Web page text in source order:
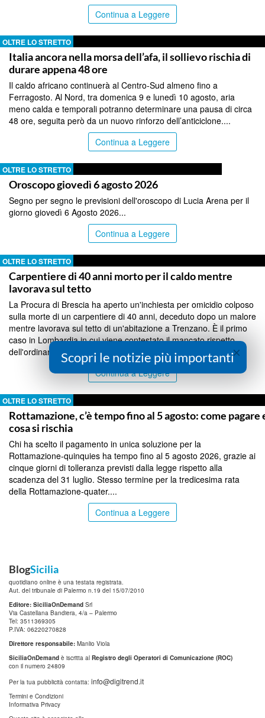
Continua a Leggere
OLTRE LO STRETTO
Italia ancora nella morsa dell’afa, il sollievo rischia di
durare appena 48 ore
Il caldo africano continuerà al Centro-Sud almeno fino a
Ferragosto. Al Nord, tra domenica 9 e lunedì 10 agosto, aria
meno calda e temporali potranno determinare una pausa di circa
48 ore, seguita però da un nuovo rinforzo dell’anticiclone....
Continua a Leggere
OLTRE LO STRETTO
Oroscopo giovedì 6 agosto 2026
Segno per segno le previsioni dell'oroscopo di Lucia Arena per il
giorno giovedì 6 Agosto 2026...
Continua a Leggere
OLTRE LO STRETTO
Carpentiere di 40 anni morto per il caldo mentre
lavorava sul tetto
La Procura di Brescia ha aperto un'inchiesta per omicidio colposo
sulla morte di un carpentiere di 40 anni, deceduto dopo un malore
mentre lavorava sul tetto di un'abitazione a Trenzano. È il primo
caso in Lombardia in cui viene contestato il mancato rispetto
dell'ordinanza anti-caldo regionale....
Continua a Leggere
OLTRE LO STRETTO
Rottamazione, c’è tempo fino al 5 agosto: come pagare
cosa si rischia
Chi ha scelto il pagamento in unica soluzione per la
Rottamazione-quinquies ha tempo fino al 5 agosto 2026, grazie ai
cinque giorni di tolleranza previsti dalla legge rispetto alla
scadenza del 31 luglio. Stesso termine per la tredicesima rata
della Rottamazione-quater....
Continua a Leggere
BlogSicilia
quotidiano online è una testata registrata.
Aut. del tribunale di Palermo n.19 del 15/07/2010
Editore: SiciliaOnDemand Srl
Via Castellana Bandiera, 4/a – Palermo
Tel: 3511369305
P.IVA: 06220270828
Direttore responsabile: Manlio Viola
SiciliaOnDemand è iscritta al Registro degli Operatori di Comunicazione (ROC)
con il numero 24809
Per la tua pubblicità contatta: info@digitrend.it
Termini e Condizioni
Informativa Privacy
×
Scopri le notizie più importanti